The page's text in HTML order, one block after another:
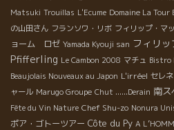
Matsuki Trouillas L'Ecume Domaine La Tour
の山田さん フランソワ・リボ フィリップ・マ
ョーム ロゼ Yamada Kyouji san フィリ
Pfifferling Le Cambon 2008 マチュ Bistro
Beaujolais Nouveaux au Japon L'irréel セレ
ャール Marugo Groupe Chut ......Derain 南ス
Fête du Vin Nature Chef Shu-zo Nonura
ポア・ゴトーツアー Côte du Py A